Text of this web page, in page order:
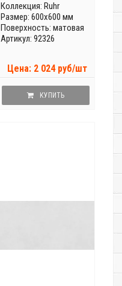
Коллекция: Ruhr
Размер: 600x600 мм
Поверхность: матовая
Артикул: 92326
Цена: 2 024 руб/шт
КУПИТЬ